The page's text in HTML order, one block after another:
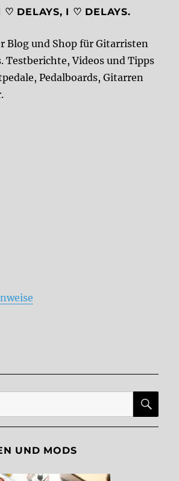
♡ DELAYS, I ♡ DELAYS.
Blog und Shop für Gitarristen
Testberichte, Videos und Tipps
Pedalboards, Gitarren
UND MODS